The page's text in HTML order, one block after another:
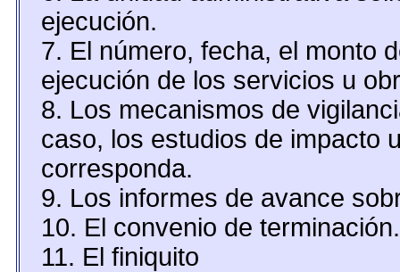
ejecución.
7. El número, fecha, el monto
ejecución de los servicios u
8. Los mecanismos de
caso, los estudios de impacto
corresponda.
9. Los informes de avance
10. El convenio de terminación.
11. El finiquito